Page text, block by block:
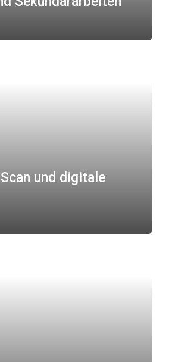
und digitale